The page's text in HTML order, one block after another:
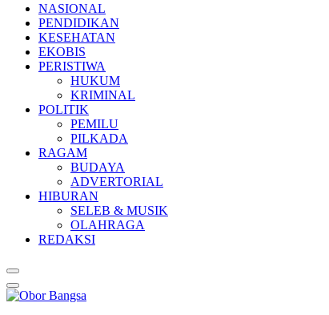
NASIONAL
PENDIDIKAN
KESEHATAN
EKOBIS
PERISTIWA
HUKUM
KRIMINAL
POLITIK
PEMILU
PILKADA
RAGAM
BUDAYA
ADVERTORIAL
HIBURAN
SELEB & MUSIK
OLAHRAGA
REDAKSI